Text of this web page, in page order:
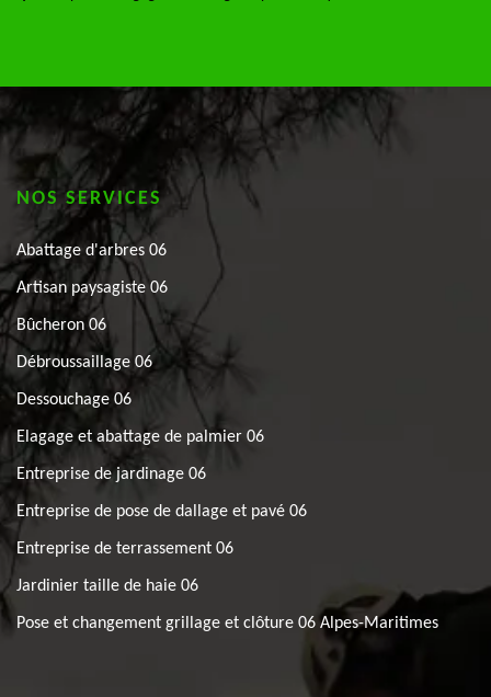
NOS SERVICES
Abattage d'arbres 06
Artisan paysagiste 06
Bûcheron 06
Débroussaillage 06
Dessouchage 06
Elagage et abattage de palmier 06
Entreprise de jardinage 06
Entreprise de pose de dallage et pavé 06
Entreprise de terrassement 06
Jardinier taille de haie 06
Pose et changement grillage et clôture 06 Alpes-Maritimes